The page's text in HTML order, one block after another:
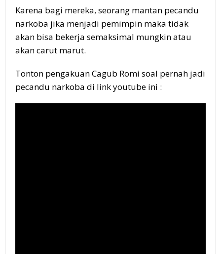
Karena bagi mereka, seorang mantan pecandu
narkoba jika menjadi pemimpin maka tidak
akan bisa bekerja semaksimal mungkin atau
akan carut marut.
Tonton pengakuan Cagub Romi soal pernah jadi
pecandu narkoba di link youtube ini :